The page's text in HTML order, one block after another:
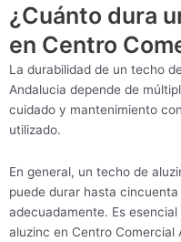
¿Cuánto dura
en Centro
La durabilidad de un techo
Andalucia depende de
cuidado y mantenimiento
utilizado.
En general, un techo de
puede durar hasta
adecuadamente. Es
aluzinc en Centro Comercial